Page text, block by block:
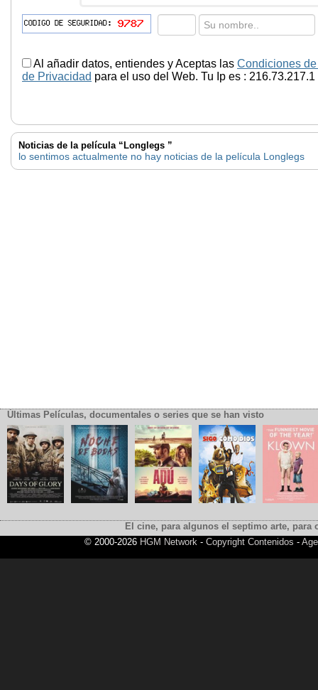
Al añadir datos, entiendes y Aceptas las Condiciones
de Privacidad para el uso del Web. Tu Ip es : 216.73.217.1
Noticias de la película “Longlegs ”
lo sentimos actualmente no hay noticias de la película Longlegs
Últimas Películas, documentales o series que se han visto
El cine, para algunos el septimo arte,
© 2000-2026 HGM Network- Copyright Contenidos -